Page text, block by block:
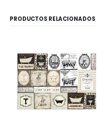
PRODUCTOS RELACIONADOS